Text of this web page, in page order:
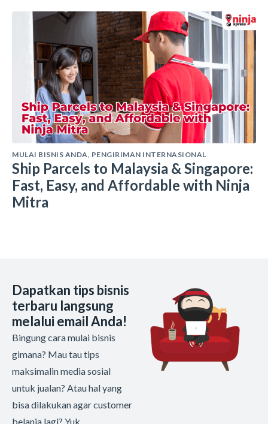
MULAI BISNIS ANDA, PENGIRIMAN INTERNASIONAL
Ship Parcels to Malaysia & Singapore:
Fast, Easy, and Affordable with Ninja
Mitra
Dapatkan tips bisnis
terbaru langsung
melalui email Anda!
Bingung cara mulai bisnis
gimana? Mau tau tips
maksimalin media sosial
untuk jualan? Atau hal yang
bisa dilakukan agar customer
belanja lagi? Yuk,